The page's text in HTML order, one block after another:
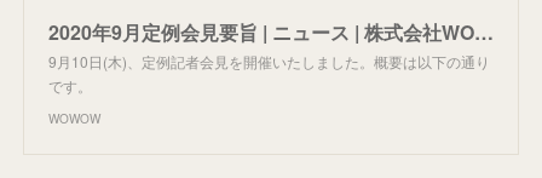
2020年9月定例会見要旨 | ニュース | 株式会社WOWOW
9月10日(木)、定例記者会見を開催いたしました。概要は以下の通り
です。
WOWOW